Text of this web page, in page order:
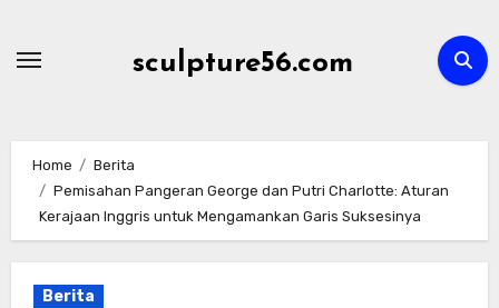
sculpture56.com
Home
Berita
Pemisahan Pangeran George dan Putri Charlotte: Aturan
Kerajaan Inggris untuk Mengamankan Garis Suksesinya
Berita